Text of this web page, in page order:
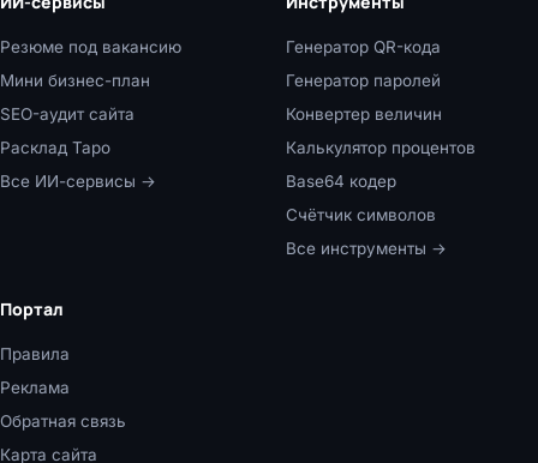
Резюме под вакансию
Мини бизнес-план
SEO-аудит сайта
Расклад Таро
Все ИИ-сервисы →
Генератор QR-кода
Генератор паролей
Конвертер величин
Калькулятор процентов
Base64 кодер
Счётчик символов
Все инструменты →
Портал
Правила
Реклама
Обратная связь
Карта сайта